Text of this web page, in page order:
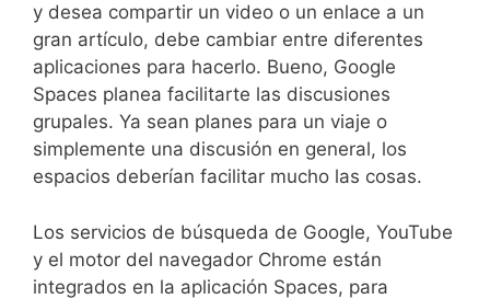
y desea compartir un video o un enlace a un
gran artículo, debe cambiar entre diferentes
aplicaciones para hacerlo. Bueno, Google
Spaces planea facilitarte las discusiones
grupales. Ya sean planes para un viaje o
simplemente una discusión en general, los
espacios deberían facilitar mucho las cosas.
Los servicios de búsqueda de Google, YouTube
y el motor del navegador Chrome están
integrados en la aplicación Spaces, para